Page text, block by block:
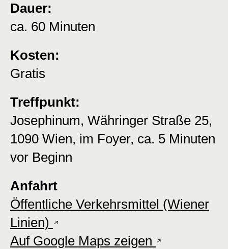
Dauer:
ca. 60 Minuten
Kosten:
Gratis
Treffpunkt:
Josephinum, Währinger Straße 25,
1090 Wien, im Foyer, ca. 5 Minuten
vor Beginn
Anfahrt
Öffentliche Verkehrsmittel (Wiener
Linien)
Auf Google Maps zeigen